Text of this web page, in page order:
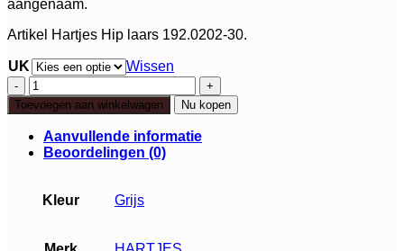
aangenaam.
Artikel Hartjes Hip laars 192.0202-30.
UK
Wissen
Hartjes
Hip
laars
aantal
Toevoegen aan winkelwagen Nu kopen
Aanvullende informatie
Beoordelingen (0)
Kleur Grijs